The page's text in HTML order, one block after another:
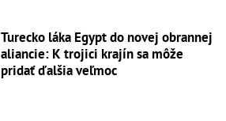
Turecko láka Egypt do novej obrannej
aliancie: K trojici krajín sa môže
pridať ďalšia veľmoc